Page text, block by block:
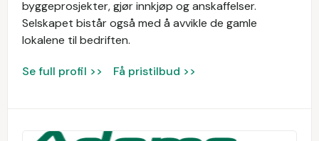
byggeprosjekter, gjør innkjøp og anskaffelser.
Selskapet bistår også med å avvikle de gamle
lokalene til bedriften.
Se full profil >> Få pristilbud >>